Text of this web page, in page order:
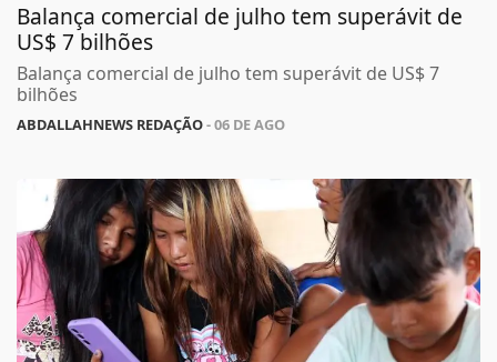
Balança comercial de julho tem superávit de
US$ 7 bilhões
Balança comercial de julho tem superávit de US$ 7
bilhões
ABDALLAHNEWS REDAÇÃO- 06 DE AGO